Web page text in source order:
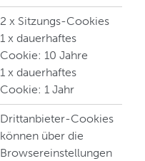
2 x Sitzungs-Cookies
1 x dauerhaftes
Cookie: 10 Jahre
1 x dauerhaftes
Cookie: 1 Jahr
Drittanbieter-Cookies
können über die
Browsereinstellungen